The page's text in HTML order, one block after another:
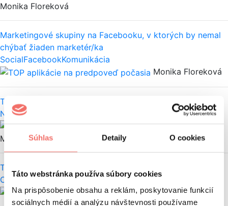
Súhlas Detaily O cookies
Táto webstránka používa súbory cookies
Na prispôsobenie obsahu a reklám, poskytovanie funkcií
sociálnych médií a analýzu návštevnosti používame
Monika Floreková
Marketingové skupiny na Facebooku, v ktorých by nemal
chýbať žiaden marketér/ka
SocialFacebookKomunikácia
Monika Floreková
TOP aplikácie na predpoveď počasia
Nezaradené
Monika Floreková
Top nástroje na tvorbu poznámok z YouTube videí
ContentMarketingové nástroje
Monika Floreková